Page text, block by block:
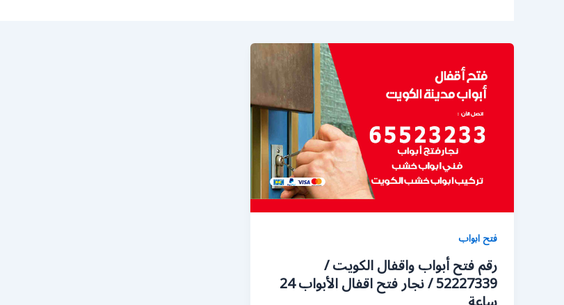
فتح ابواب
رقم فتح أبواب واقفال الكويت /
52227339 / نجار فتح اقفال الأبواب 24